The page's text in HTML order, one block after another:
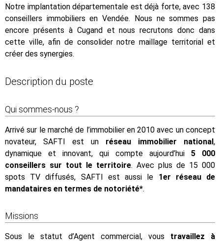
Notre implantation départementale est déjà forte, avec 138
conseillers immobiliers en Vendée. Nous ne sommes pas
encore présents à Cugand et nous recrutons donc dans
cette ville, afin de consolider notre maillage territorial et
créer des synergies.
Description du poste
Qui sommes-nous ?
Arrivé sur le marché de l’immobilier en 2010 avec un concept
novateur, SAFTI est un réseau immobilier national,
dynamique et innovant, qui compte aujourd’hui 5 000
conseillers sur tout le territoire. Avec plus de 15 000
spots TV diffusés, SAFTI est aussi le 1er réseau de
mandataires en termes de notoriété*.
Missions
Sous le statut d’Agent commercial, vous travaillez à